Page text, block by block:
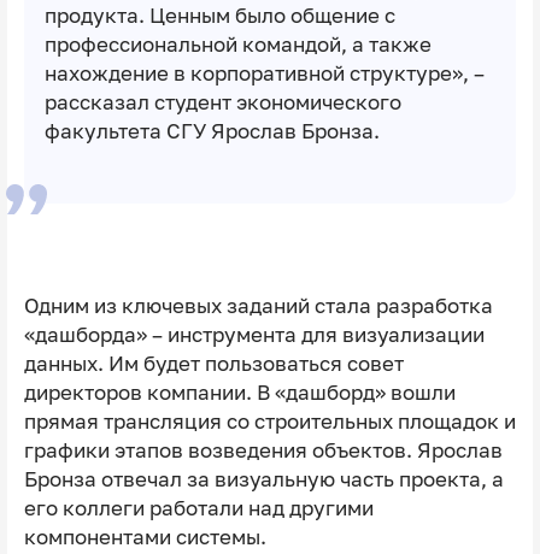
продукта. Ценным было общение с
профессиональной командой, а также
нахождение в корпоративной структуре», –
рассказал студент экономического
факультета СГУ Ярослав Бронза.
Одним из ключевых заданий стала разработка
«дашборда» – инструмента для визуализации
данных. Им будет пользоваться совет
директоров компании. В «дашборд» вошли
прямая трансляция со строительных площадок и
графики этапов возведения объектов. Ярослав
Бронза отвечал за визуальную часть проекта, а
его коллеги работали над другими
компонентами системы.